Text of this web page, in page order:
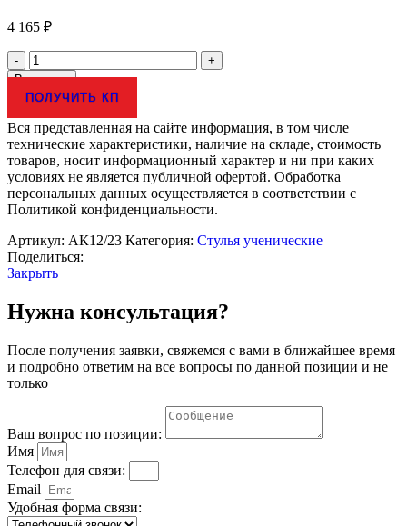
4 165 ₽
Количество
товара
Стул
ученический
мягкий
(регулируемый)
В корзину
ПОЛУЧИТЬ КП
Вся представленная на сайте информация, в том числе
технические характеристики, наличие на складе, стоимость
товаров, носит информационный характер и ни при каких
условиях не является публичной офертой. Обработка
персональных данных осуществляется в соответствии с
Политикой конфиденциальности.
Артикул: АК12/23 Категория: Стулья ученические
Поделиться:
Закрыть
Нужна консультация?
После получения заявки, свяжемся с вами в ближайшее время
и подробно ответим на все вопросы по данной позиции и не
только
Ваш вопрос по позиции:
Имя
Телефон для связи:
Email
Удобная форма связи: